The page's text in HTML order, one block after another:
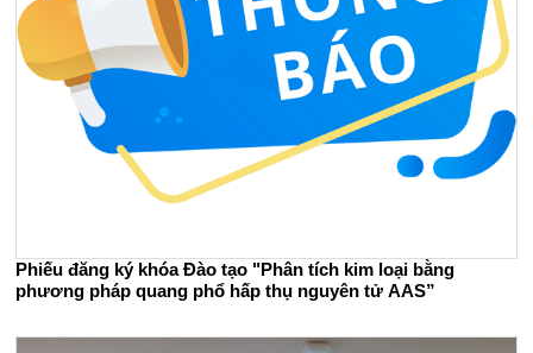
Phiếu đăng ký khóa Đào tạo "Phân tích kim loại bằng
phương pháp quang phổ hấp thụ nguyên tử AAS”